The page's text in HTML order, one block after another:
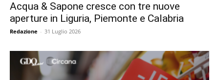
Acqua & Sapone cresce con tre nuove
aperture in Liguria, Piemonte e Calabria
Redazione - 31 Luglio 2026